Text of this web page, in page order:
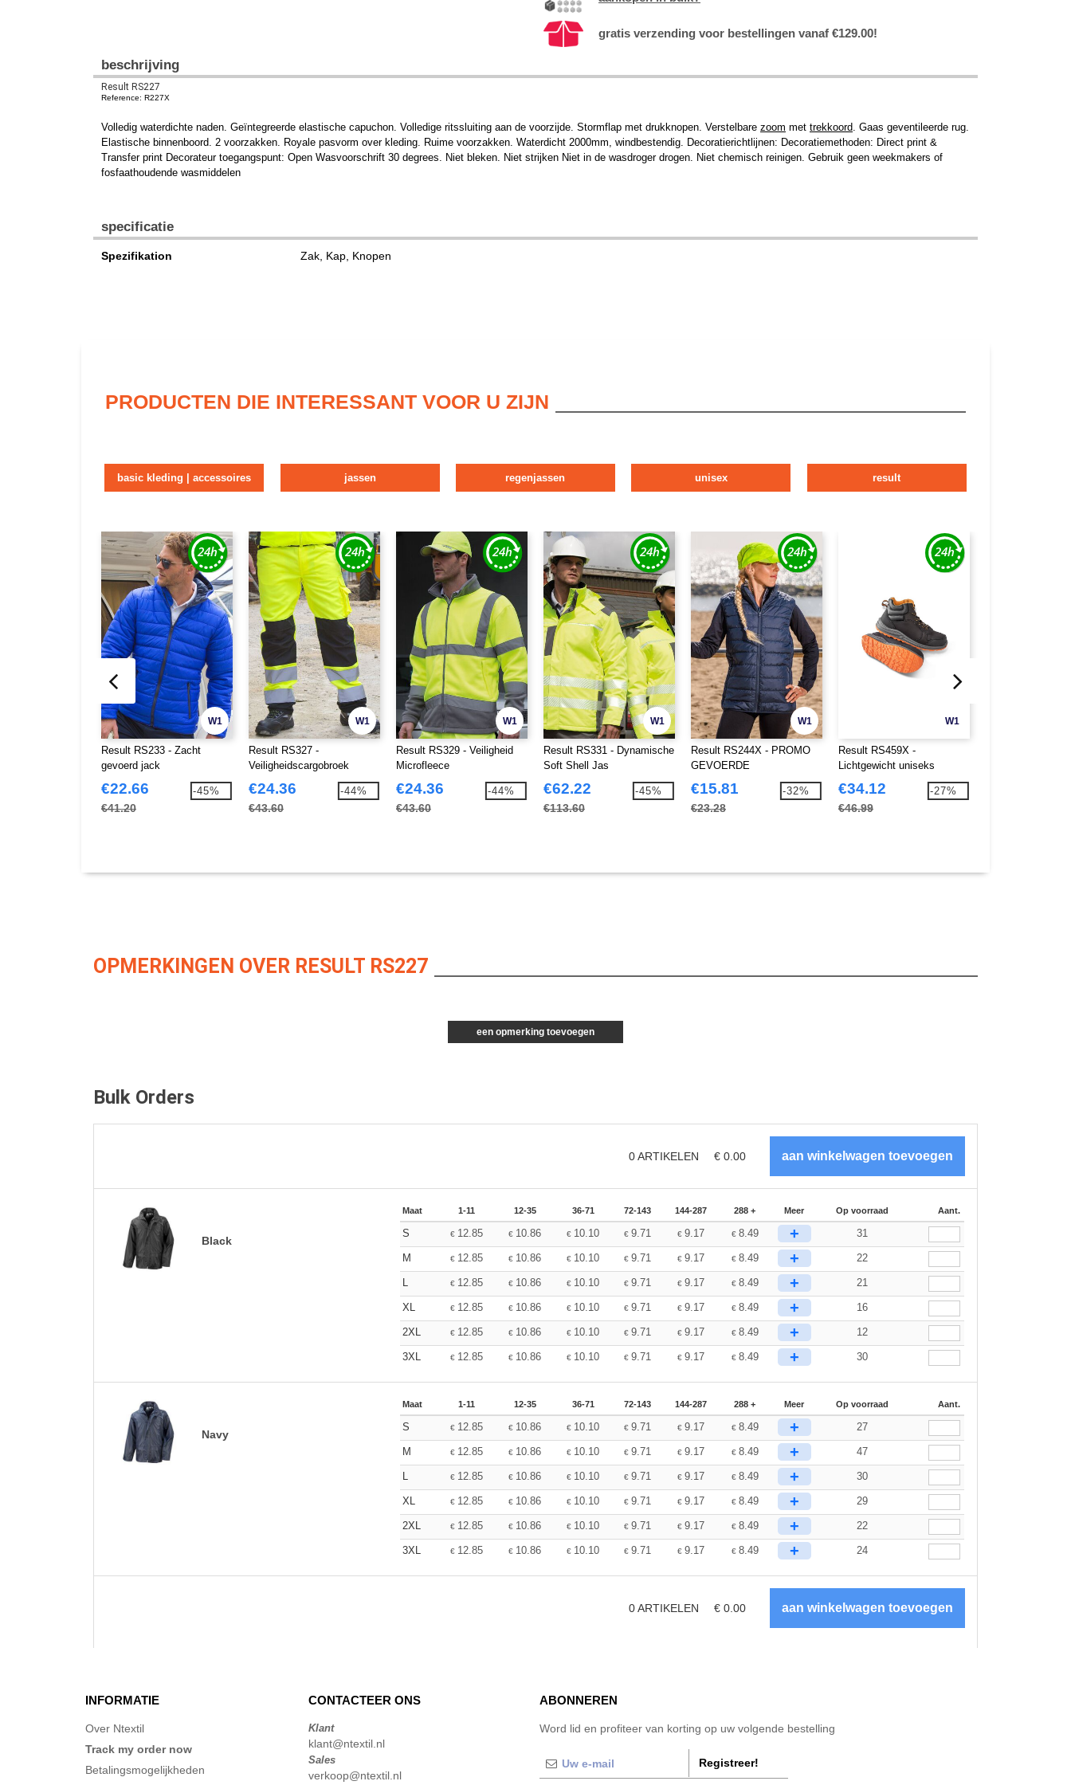
gratis verzending voor bestellingen vanaf €129.00!
beschrijving
Result RS227
Reference: R227X
Volledig waterdichte naden. Geïntegreerde elastische capuchon. Volledige ritssluiting aan de voorzijde. Stormflap met drukknopen. Verstelbare zoom met trekkoord. Gaas geventileerde rug.
Elastische binnenboord. 2 voorzakken. Royale pasvorm over kleding. Ruime voorzakken. Waterdicht 2000mm, windbestendig. Decoratierichtlijnen: Decoratiemethoden: Direct print &
Transfer print Decorateur toegangspunt: Open Wasvoorschrift 30 degrees. Niet bleken. Niet strijken Niet in de wasdroger drogen. Niet chemisch reinigen. Gebruik geen weekmakers of
fosfaathoudende wasmiddelen
specificatie
Spezifikation Zak, Kap, Knopen
PRODUCTEN DIE INTERESSANT VOOR U ZIJN
basic kleding | accessoires jassen regenjassen unisex result
W1
Result RS233 - Zacht
gevoerd jack
€22.66
€41.20
-45%
W1
Result RS327 -
Veiligheidscargobroek
€24.36
€43.60
-44%
W1
Result RS329 - Veiligheid
Microfleece
€24.36
€43.60
-44%
W1
Result RS331 - Dynamische
Soft Shell Jas
€62.22
€113.60
-45%
W1
Result RS244X - PROMO
GEVOERDE
BODYWARMER
€15.81
€23.28
-32%
W1
Result RS459X -
Lichtgewicht uniseks
veiligheidsschoenen
€34.12
€46.99
-27%
OPMERKINGEN OVER RESULT RS227
een opmerking toevoegen
Bulk Orders
0ARTIKELEN € 0.00
Black
Maat 1-11 12-35 36-71 72-143 144-287 288 + Meer Op voorraad Aant.
S € 12.85 € 10.86 € 10.10 € 9.71 €9.17 € 8.49 + 31
M € 12.85 € 10.86 € 10.10 € 9.71 €9.17 € 8.49 + 22
L € 12.85 € 10.86 € 10.10 € 9.71 €9.17 € 8.49 + 21
XL € 12.85 € 10.86 € 10.10 € 9.71 €9.17 € 8.49 + 16
2XL € 12.85 € 10.86 € 10.10 € 9.71 €9.17 € 8.49 + 12
3XL € 12.85 € 10.86 € 10.10 € 9.71 €9.17 € 8.49 + 30
Navy
Maat 1-11 12-35 36-71 72-143 144-287 288 + Meer Op voorraad Aant.
S € 12.85 € 10.86 € 10.10 € 9.71 €9.17 € 8.49 + 27
M € 12.85 € 10.86 € 10.10 € 9.71 €9.17 € 8.49 + 47
L € 12.85 € 10.86 € 10.10 € 9.71 €9.17 € 8.49 + 30
XL € 12.85 € 10.86 € 10.10 € 9.71 €9.17 € 8.49 + 29
2XL € 12.85 € 10.86 € 10.10 € 9.71 €9.17 € 8.49 + 22
3XL € 12.85 € 10.86 € 10.10 € 9.71 €9.17 € 8.49 + 24
0ARTIKELEN € 0.00
INFORMATIE
Over Ntextil
Track my order now
Betalingsmogelijkheden
CONTACTEER ONS
Klant
klant@ntextil.nl
Sales
verkoop@ntextil.nl
ABONNEREN
Word lid en profiteer van korting op uw volgende bestelling
Registreer!